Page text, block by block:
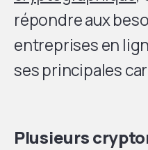
répondre aux
entreprises en
ses principales
Plusieurs